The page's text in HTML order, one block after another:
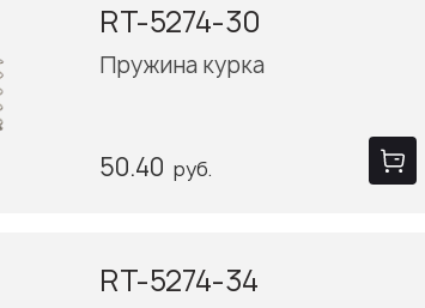
RT-5274-30
Пружина курка
50.40 руб.
RT-5274-34